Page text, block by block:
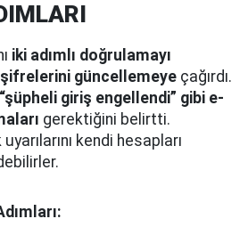
iki adımlı doğrulamayı
şifrelerini güncellemeye çağırdı.
“şüpheli giriş engellendi” gibi e-
gerektiğini belirtti.
kendi hesapları